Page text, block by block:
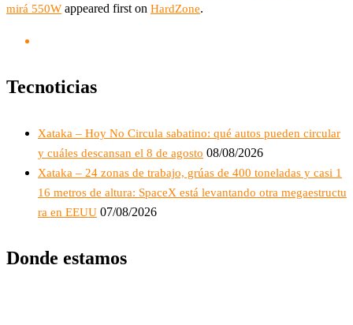
mirá 550W appeared first on HardZone.
Tecnoticias
Xataka – Hoy No Circula sabatino: qué autos pueden circular
y cuáles descansan el 8 de agosto 08/08/2026
Xataka – 24 zonas de trabajo, grúas de 400 toneladas y casi 1
16 metros de altura: SpaceX está levantando otra megaestructu
ra en EEUU 07/08/2026
Donde estamos